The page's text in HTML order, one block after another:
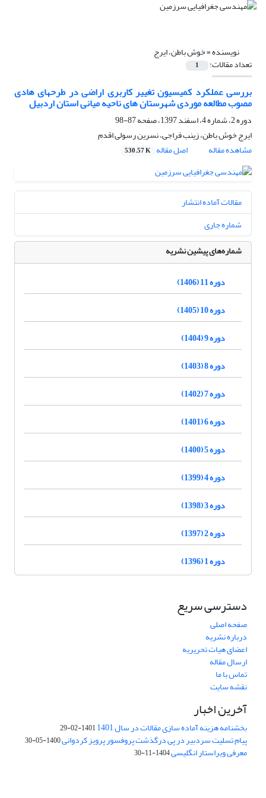
نویسنده =خوش باطن، ایرج
تعداد مقالات: 1
بررسی عملکرد کمیسیون تغییر کاربری اراضی در طرحهای هادی
مصوب مطالعه موردی شهرستان های ناحیه میانی استان اردبیل
دوره 2، شماره 4، اسفند 1397، صفحه
87-98
ایرج خوش باطن، زینب فراجی، نسرین رسولی اقدم
مشاهده مقاله
اصل مقاله 530.57 K
مقالات آماده انتشار
شماره جاری
شماره‌های پیشین نشریه
دوره 11 (1406)
دوره 10 (1405)
دوره 9 (1404)
دوره 8 (1403)
دوره 7 (1402)
دوره 6 (1401)
دوره 5 (1400)
دوره 4 (1399)
دوره 3 (1398)
دوره 2 (1397)
دوره 1 (1396)
دسترسی سریع
صفحه اصلی
درباره نشریه
اعضای هیات تحریریه
ارسال مقاله
تماس با ما
نقشه سایت
آخرین اخبار
بخشنامه هزینه آماده سازی مقالات در سال 1401 1401-02-29
پیام تسلیت سردبیر در پی درگذشت پروفسور پرویز کردوانی1400-05-30
معرفی ویراستار انگلیسی1404-11-30